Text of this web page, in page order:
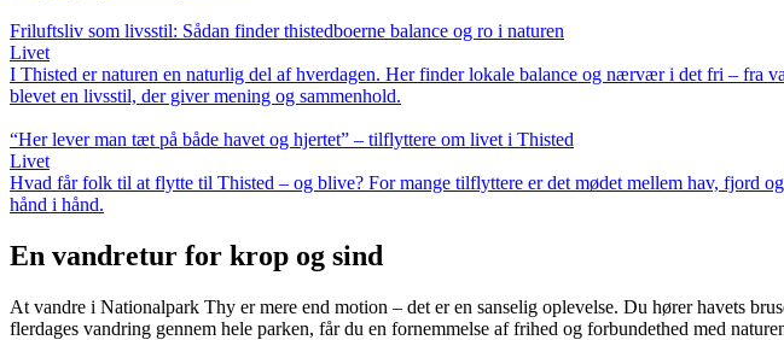
Friluftsliv som livsstil: Sådan finder thistedboerne balance og ro i naturen
Livet
I Thisted er naturen en naturlig del af hverdagen. Her finder lokale balance og nærvær i det fri –
blevet en livsstil, der giver mening og sammenhold.
“Her lever man tæt på både havet og hjertet” – tilflyttere om livet i Thisted
Livet
Hvad får folk til at flytte til Thisted – og blive? For mange tilflyttere er det mødet mellem hav, fjord
hånd i hånd.
En vandretur for krop og sind
At vandre i Nationalpark Thy er mere end motion – det er en sanselig oplevelse. Du hører havets
flerdages vandring gennem hele parken, får du en fornemmelse af frihed og forbundethed med